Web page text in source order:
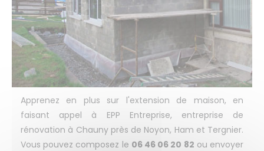
Apprenez en plus sur l'extension de maison, en
faisant appel à EPP Entreprise, entreprise de
rénovation à Chauny près de Noyon, Ham et Tergnier.
Vous pouvez composez le 06 46 06 20 82 ou envoyer